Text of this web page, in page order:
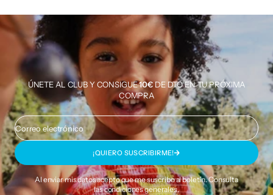
ÚNETE AL CLUB Y CONSIGUE10€DE DTO EN TU PRÓXIMA
COMPRA
Correo electrónico
¡QUIERO SUSCRIBIRME!
Al enviar mis datos acepto que me suscribo al boletín. Consulta
lascondiciones generales.